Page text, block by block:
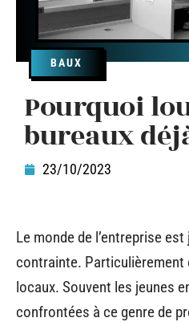
BAUX
Pourquoi
bureaux
23/10/2023
Le monde de l’entreprise
contrainte. Particulièrement
locaux. Souvent les jeunes
confrontées à ce genre de